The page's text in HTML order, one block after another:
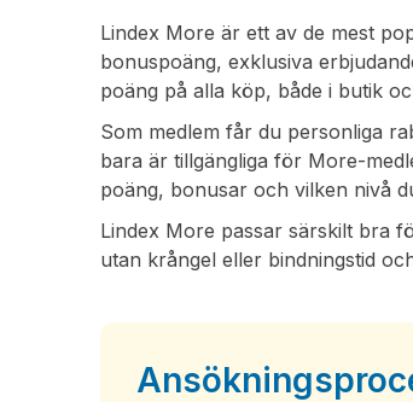
Lindex More är ett av de mest
bonuspoäng, exklusiva
poäng på alla köp, både i butik
Som medlem får du personliga
bara är tillgängliga för More-
poäng, bonusar och vilken nivå
Lindex More passar särskilt bra
utan krångel eller bindningstid